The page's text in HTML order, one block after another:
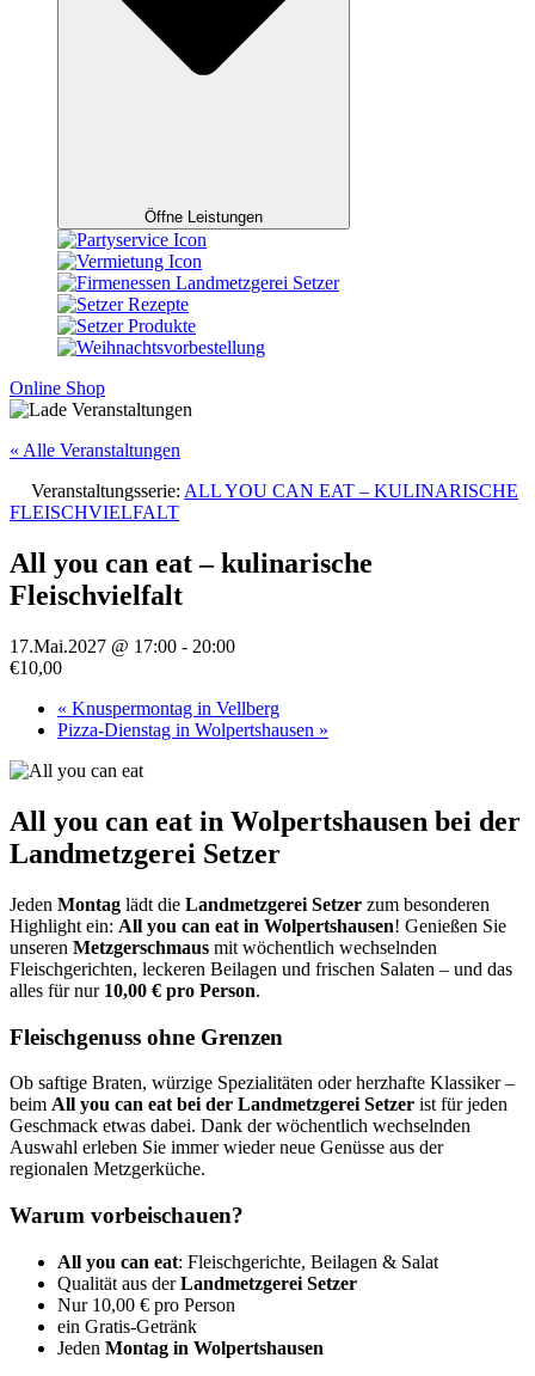
Öffne Leistungen
Online Shop
« Alle Veranstaltungen
Veranstaltungsserie: ALL YOU CAN EAT – KULINARISCHE
FLEISCHVIELFALT
All you can eat – kulinarische
Fleischvielfalt
17.Mai.2027 @ 17:00 - 20:00
€10,00
« Knuspermontag in Vellberg
Pizza-Dienstag in Wolpertshausen »
All you can eat in Wolpertshausen bei der
Landmetzgerei Setzer
Jeden Montag lädt die Landmetzgerei Setzer zum besonderen
Highlight ein: All you can eat in Wolpertshausen! Genießen Sie
unseren Metzgerschmaus mit wöchentlich wechselnden
Fleischgerichten, leckeren Beilagen und frischen Salaten – und das
alles für nur 10,00 € pro Person.
Fleischgenuss ohne Grenzen
Ob saftige Braten, würzige Spezialitäten oder herzhafte Klassiker –
beim All you can eat bei der Landmetzgerei Setzer ist für jeden
Geschmack etwas dabei. Dank der wöchentlich wechselnden
Auswahl erleben Sie immer wieder neue Genüsse aus der
regionalen Metzgerküche.
Warum vorbeischauen?
All you can eat: Fleischgerichte, Beilagen & Salat
Qualität aus derLandmetzgerei Setzer
Nur 10,00 € pro Person
ein Gratis-Getränk
Jeden Montag in Wolpertshausen